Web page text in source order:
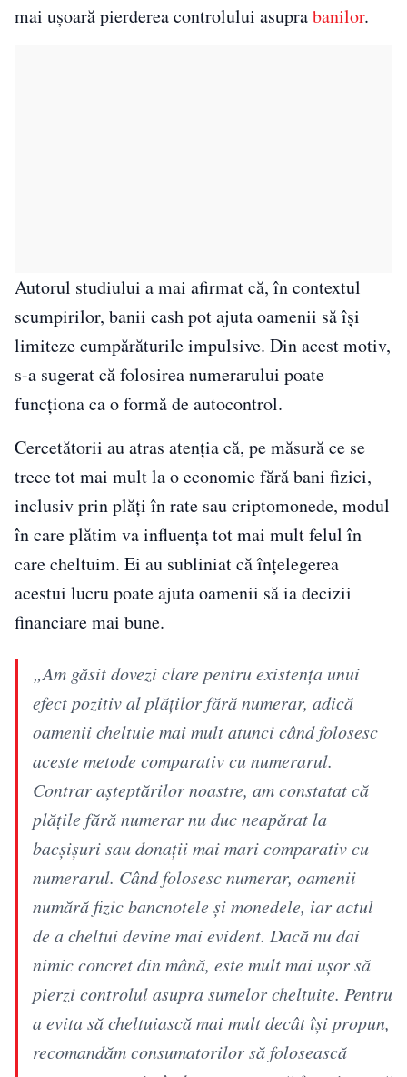
mai ușoară pierderea controlului asuprabanilor.
Autorul studiului a mai afirmat că, în contextul
scumpirilor, banii cash pot ajuta oamenii să își
limiteze cumpărăturile impulsive. Din acest motiv,
s-a sugerat că folosirea numerarului poate
funcționa ca o formă de autocontrol.
Cercetătorii au atras atenția că, pe măsură ce se
trece tot mai mult la o economie fără bani fizici,
inclusiv prin plăți în rate sau criptomonede, modul
în care plătim va influența tot mai mult felul în
care cheltuim. Ei au subliniat că înțelegerea
acestui lucru poate ajuta oamenii să ia decizii
financiare mai bune.
„Am găsit dovezi clare pentru existența unui
efect pozitiv al plăților fără numerar, adică
oamenii cheltuie mai mult atunci când folosesc
aceste metode comparativ cu numerarul.
Contrar așteptărilor noastre, am constatat că
plățile fără numerar nu duc neapărat la
bacșișuri sau donații mai mari comparativ cu
numerarul. Când folosesc numerar, oamenii
numără fizic bancnotele și monedele, iar actul
de a cheltui devine mai evident. Dacă nu dai
nimic concret din mână, este mult mai ușor să
pierzi controlul asupra sumelor cheltuite. Pentru
a evita să cheltuiască mai mult decât își propun,
recomandăm consumatorilor să folosească